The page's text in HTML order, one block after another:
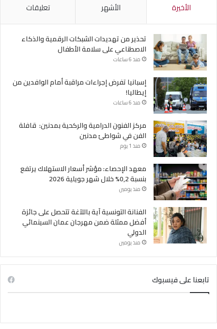
الأخيرة الأشهر تعليقات
تحذير من تهديدات الشبكات الرقمية والذكاء
الاصطناعي على سلامة الأطفال
منذ 6 ساعات
إسبانيا تفرض إجراءات مراقبة أمام الوافدين من
إيطاليا!
منذ 6 ساعات
مركز الفنون الدرامية والركحية بمدنين: قافلة
الفن في شواطئ مدنين
منذ 1 يوم
معهد الإحصاء: مؤشر أسعار الاستهلاك يرتفع
بنسبة 0,2% خلال شهر جويلية 2026
منذ يومين
الفنانة التونسية آية باللآغة تتحصل على جائزة
أفضل ممثلة ضمن مهرجان عمان السينمائي
الدولي
منذ يومين
تابعنا على فيسبوك